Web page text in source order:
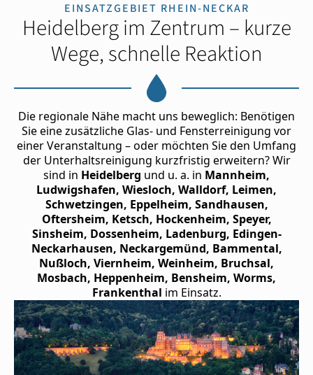
EINSATZGEBIET RHEIN-NECKAR
Heidelberg im Zentrum – kurze
Wege, schnelle Reaktion
Die regionale Nähe macht uns beweglich: Benötigen
Sie eine zusätzliche Glas- und Fensterreinigung vor
einer Veranstaltung – oder möchten Sie den Umfang
der Unterhaltsreinigung kurzfristig erweitern? Wir
sind in Heidelberg und u. a. in Mannheim,
Ludwigshafen, Wiesloch, Walldorf, Leimen,
Schwetzingen, Eppelheim, Sandhausen,
Oftersheim, Ketsch, Hockenheim, Speyer,
Sinsheim, Dossenheim, Ladenburg, Edingen-
Neckarhausen, Neckargemünd, Bammental,
Nußloch, Viernheim, Weinheim, Bruchsal,
Mosbach, Heppenheim, Bensheim, Worms,
Frankenthal im Einsatz.